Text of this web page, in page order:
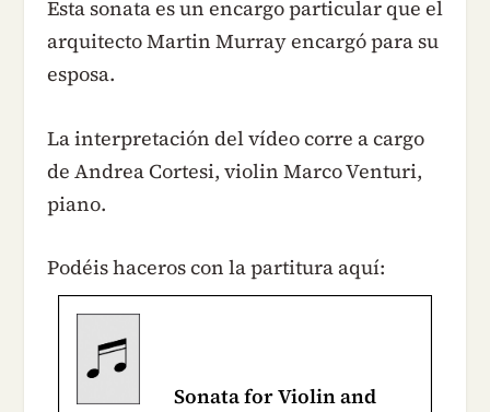
Esta sonata es un encargo particular que el
arquitecto Martin Murray encargó para su
esposa.
La interpretación del vídeo corre a cargo
de Andrea Cortesi, violin Marco Venturi,
piano.
Podéis haceros con la partitura aquí:
Sonata for Violin and